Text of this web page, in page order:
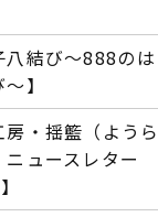
八結び～888のは
】
房・揺籃（ようら
ュースレター